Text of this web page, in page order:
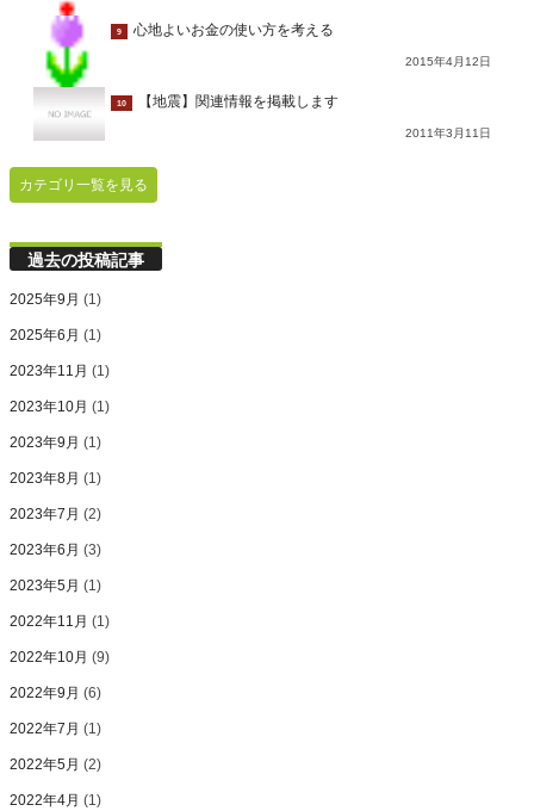
9 心地よいお金の使い方を考える
2015年4月12日
10 【地震】関連情報を掲載します
2011年3月11日
カテゴリ一覧を見る
過去の投稿記事
2025年9月 (1)
2025年6月 (1)
2023年11月 (1)
2023年10月 (1)
2023年9月 (1)
2023年8月 (1)
2023年7月 (2)
2023年6月 (3)
2023年5月 (1)
2022年11月 (1)
2022年10月 (9)
2022年9月 (6)
2022年7月 (1)
2022年5月 (2)
2022年4月 (1)